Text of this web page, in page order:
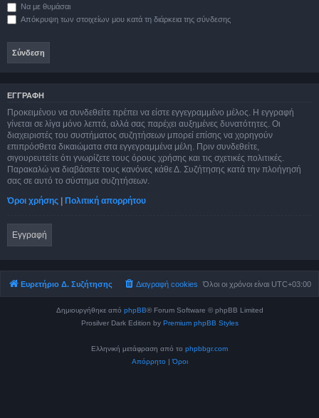
Να με θυμάσαι
Απόκρυψη των στοιχείων μου κατά τη διάρκεια της σύνδεσης
ΕΓΓΡΑΦΉ
Προκειμένου να συνδεθείτε πρέπει να είστε εγγεγραμμένο μέλος. Η εγγραφή
γίνεται σε λίγα μόνο λεπτά, αλλά σας παρέχει αυξημένες δυνατότητες. Οι
διαχειριστές του συστήματος συζητήσεων μπορεί επίσης να χορηγούν
επιπρόσθετα δικαιώματα στα εγγεγραμμένα μέλη. Πριν συνδεθείτε,
σιγουρευτείτε ότι γνωρίζετε τους όρους χρήσης και τις σχετικές πολιτικές.
Παρακαλώ να διαβάσετε τους κανόνες κάθε Δ. Συζήτησης κατά την πλοήγησή
σας σε αυτό το σύστημα συζητήσεων.
Όροι χρήσης | Πολιτική απορρήτου
Εγγραφή
Ευρετήριο Δ. Συζήτησης Όλοι οι χρόνοι είναι UTC+03:00
Διαγραφή cookies
Δημιουργήθηκε από phpBB® Forum Software © phpBB Limited
Prosilver Dark Edition by Premium phpBB Styles
Ελληνική μετάφραση από το phpbbgr.com
Απόρρητο |Όροι